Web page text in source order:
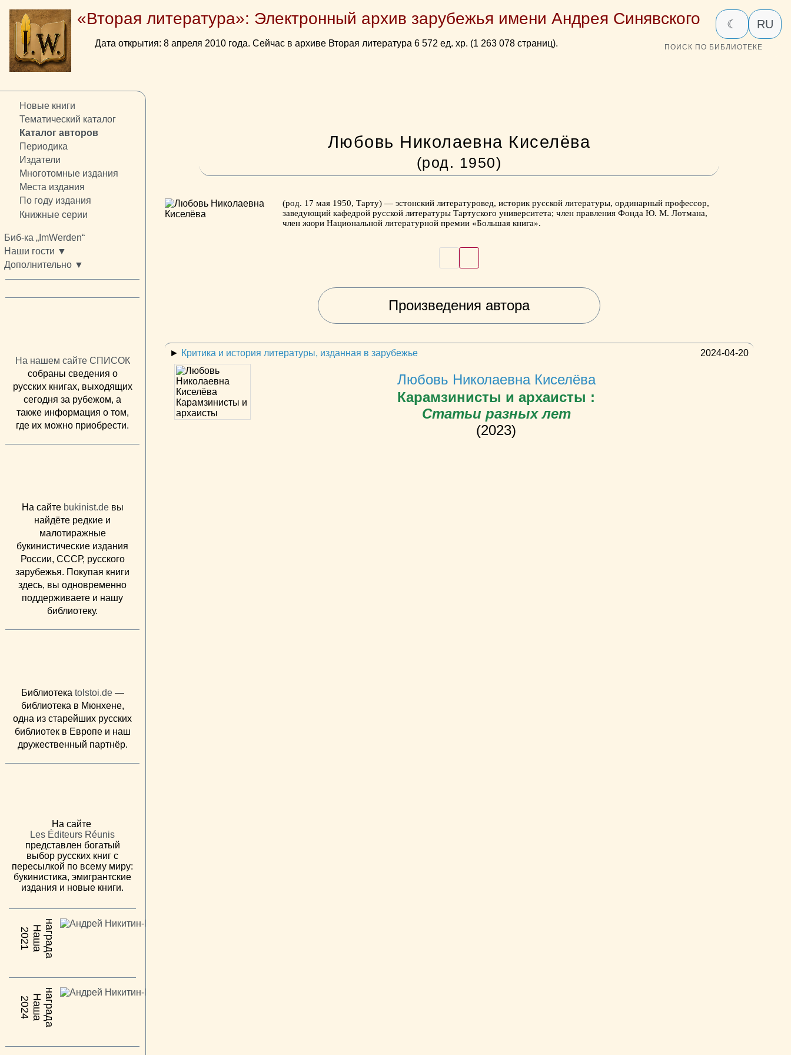
«Вторая литература»: Электронный архив зарубежья имени Андрея Синявского
Дата открытия: 8 апреля 2010 года. Сейчас в архиве Вторая литература 6 572 ед. хр. (1 263 078 страниц).
☾ RU
ПОИСК ПО БИБЛИОТЕКЕ
Новые книги
Тематический каталог
Каталог авторов
Периодика
Издатели
Многотомные издания
Места издания
По году издания
Книжные серии
Биб-ка „ImWerden“
Наши гости ▼
Дополнительно ▼
На нашем сайте СПИСОК
собраны сведения о
русских книгах, выходящих
сегодня за рубежом, а
также информация о том,
где их можно приобрести.
На сайте bukinist.deвы
найдёте редкие и
малотиражные
букинистические издания
России, СССР, русского
зарубежья. Покупая книги
здесь, вы одновременно
поддерживаете и нашу
библиотеку.
Библиотека tolstoi.de—
библиотека в Мюнхене,
одна из старейших русских
библиотек в Европе и наш
дружественный партнёр.
На сайте
Les Éditeurs Réunis
представлен богатый
выбор русских книг с
пересылкой по всему миру:
букинистика, эмигрантские
издания и новые книги.
2021 Н
а
ш
ан
а
г
р
а
да
2024 Н
а
ш
ан
а
г
р
а
да
Любовь Николаевна Киселёва
(род. 1950)
(род. 17 мая 1950, Тарту) — эстонский литературовед, историк русской литературы, ординарный профессор,
заведующий кафедрой русской литературы Тартуского университета; член правления Фонда Ю. М. Лотмана,
член жюри Национальной литературной премии «Большая книга».
Произведения автора
► Критика и история литературы, изданная в зарубежье 2024-04-20
Любовь Николаевна Киселёва
Карамзинисты и архаисты :
Статьи разных лет
(2023)